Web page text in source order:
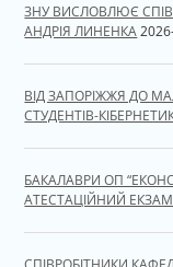
ЗНУ ВИСЛОВЛЮЄ
АНДРІЯ ЛИНЕНКА
ВІД ЗАПОРІЖЖЯ ДО
СТУДЕНТІВ-
БАКАЛАВРИ ОП
АТЕСТАЦІЙНИЙ